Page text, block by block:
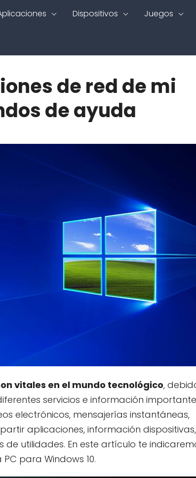
Dispositivos Juegos
de red de mi
de ayuda
vitales en el mundo tecnológico,
servicios e información importante
electrónicos, mensajerías instantáneas,
aplicaciones, información dispositivas,
utilidades. En este artículo te
para Windows 10.